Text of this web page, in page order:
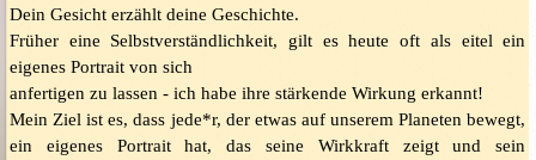
Dein Gesicht erzählt deine Geschichte.
Früher eine Selbstverständlichkeit, gilt es heute oft als eitel ein
eigenes Portrait von sich
anfertigen zu lassen - ich habe ihre stärkende Wirkung erkannt!
Mein Ziel ist es, dass jede*r, der etwas auf unserem Planeten bewegt,
ein eigenes Portrait hat, das seine Wirkkraft zeigt und sein